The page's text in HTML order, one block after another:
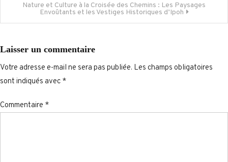
l’articleNature et Culture à la Croisée des Chemins : Les Paysages
Envoûtants et les Vestiges Historiques d’Ipoh
Laisser un commentaire
Votre adresse e-mail ne sera pas publiée. Les champs obligatoires
sont indiqués avec *
Commentaire *